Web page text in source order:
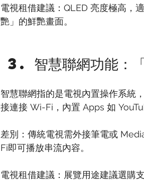
電視租借建議：QLED 亮度極高，
艷」的鮮艷畫面。
3. 智慧聯網功能：「
智慧聯網指的是電視內置操作系統
接連接 Wi-Fi，內置 Apps 如
差別：傳統電視需外接筆電或
Fi即可播放串流內容。
電視租借建議：展覽用途建議選購